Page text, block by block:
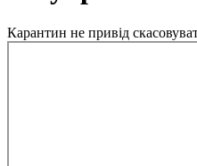
Карантин не привід